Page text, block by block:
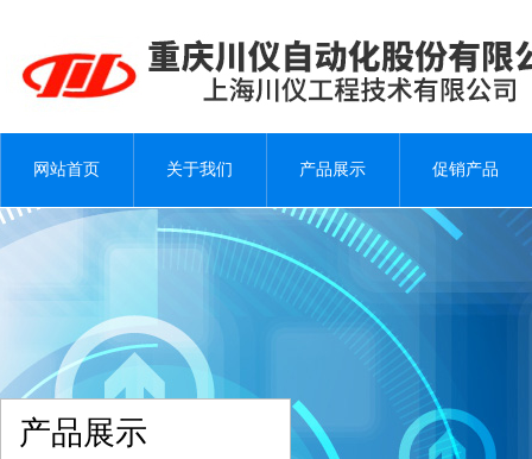
网站首页 关于我们 产品展示 促销产品
产品展示